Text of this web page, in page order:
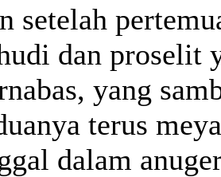
setelah
dan proselit
yang
terus
dalam